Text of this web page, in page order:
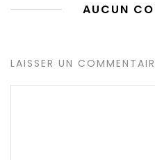
AUCUN
LAISSER UN